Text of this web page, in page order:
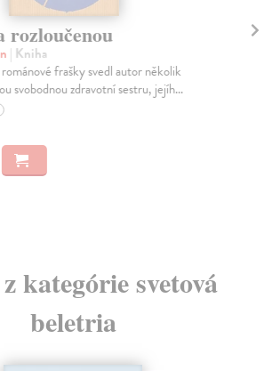
rozloučenou
| Kniha
frašky svedl autor několik
svobodnou zdravotní sestru, jejíh...
kategórie svetová
beletria